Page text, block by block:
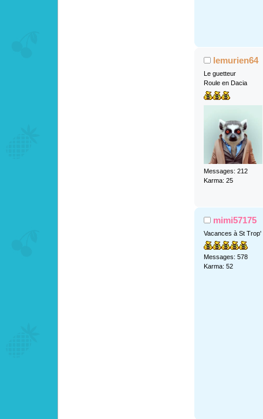
lemurien64
Le guetteur
Roule en Dacia
Messages: 212
Karma: 25
mimi57175
Vacances à St Trop'
Messages: 578
Karma: 52